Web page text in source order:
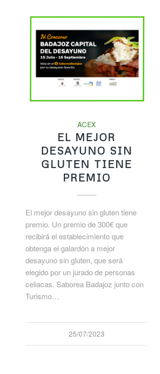
ACEX
EL MEJOR
DESAYUNO SIN
GLUTEN TIENE
PREMIO
El mejor desayuno sin gluten tiene
premio. Un premio de 300€ que
recibirá el establecimiento que
obtenga el galardón a mejor
desayuno sin gluten, que será
elegido por un jurado de personas
celiacas. Saborea Badajoz junto con
Turismo…
25/07/2023